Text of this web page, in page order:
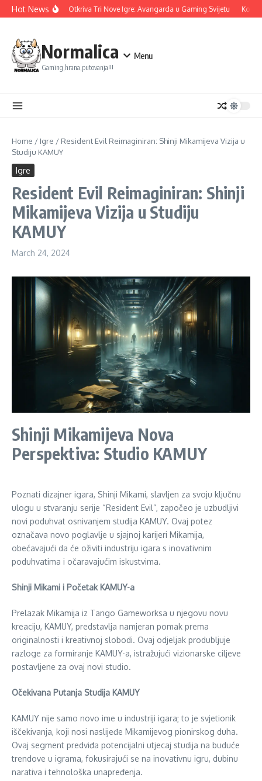
Skip to content
Hot NewsUbisoft Otkriva Tri Nove Igre: Avangarda u Gaming Svijetu
Normalica
Gaming,hrana,putovanja!!!
Menu
Home / Igre / Resident Evil Reimaginiran: Shinji Mikamijeva Vizija u
Studiju KAMUY
Igre
Resident Evil Reimaginiran: Shinji
Mikamijeva Vizija u Studiju
KAMUY
March 24, 2024
Shinji Mikamijeva Nova
Perspektiva: Studio KAMUY
Poznati dizajner igara, Shinji Mikami, slavljen za svoju ključnu
ulogu u stvaranju serije “Resident Evil”, započeo je uzbudljivi
novi poduhvat osnivanjem studija KAMUY. Ovaj potez
označava novo poglavlje u sjajnoj karijeri Mikamija,
obećavajući da će oživiti industriju igara s inovativnim
poduhvatima i očaravajućim iskustvima.
Shinji Mikami i Početak KAMUY-a
Prelazak Mikamija iz Tango Gameworksa u njegovu novu
kreaciju, KAMUY, predstavlja namjeran pomak prema
originalnosti i kreativnoj slobodi. Ovaj odjeljak produbljuje
razloge za formiranje KAMUY-a, istražujući vizionarske ciljeve
postavljene za ovaj novi studio.
Očekivana Putanja Studija KAMUY
KAMUY nije samo novo ime u industriji igara; to je svjetionik
iščekivanja, koji nosi naslijeđe Mikamijevog pionirskog duha.
Ovaj segment predviđa potencijalni utjecaj studija na buduće
trendove u igrama, fokusirajući se na inovativnu igru, dubinu
narativa i tehnološka unapređenja.